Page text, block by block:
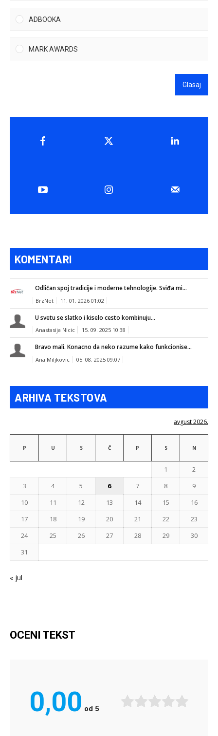
ADBOOKA
MARK AWARDS
Glasaj
KOMENTARI
Odličan spoj tradicije i moderne tehnologije. Sviđa mi...
BrzNet 11. 01. 2026 01:02
U svetu se slatko i kiselo cesto kombinuju...
Anastasija Nicic 15. 09. 2025 10:38
Bravo mali. Konacno da neko razume kako funkcionise...
Ana Miljkovic 05. 08. 2025 09:07
ARHIVA TEKSTOVA
avgust 2026.
P U S Č P S N
1
2
3
4 5 6 7 8
9
10
11 12 13 14 15
16
17
18 19 20 21 22
23
24
25 26 27 28 29
30
31
« jul
OCENI TEKST
0,00 od 5